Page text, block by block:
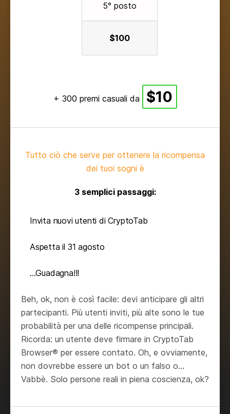
5° posto
$100
+ 300 premi casuali da $10
Tutto ciò che serve per ottenere la ricompensa
dei tuoi sogni è
3 semplici passaggi:
Invita nuovi utenti di CryptoTab
Aspetta il 31 agosto
...Guadagna!!!
Beh, ok, non è così facile: devi anticipare gli altri
partecipanti. Più utenti inviti, più alte sono le tue
probabilità per una delle ricompense principali.
Ricorda: un utente deve firmare in CryptoTab
Browser® per essere contato. Oh, e ovviamente,
non dovrebbe essere un bot o un falso o...
Vabbè. Solo persone reali in piena coscienza, ok?